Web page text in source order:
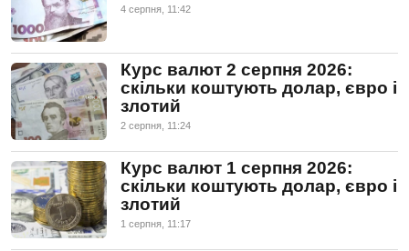
4 серпня, 11:42
Курс валют 2 серпня 2026:
скільки коштують долар, євро і
злотий
2 серпня, 11:24
Курс валют 1 серпня 2026:
скільки коштують долар, євро і
злотий
1 серпня, 11:17